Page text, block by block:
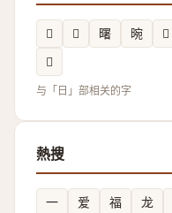
𭦪 𣅃 曙 晼 𪰖
𱢳
与「日」部相关的字
熱搜
一 爱 福 龙